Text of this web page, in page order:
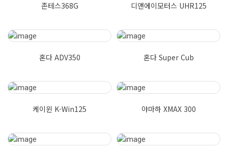
존테스368G 디앤에이모터스 UHR125
혼다 ADV350 혼다 Super Cub
케이윈 K-Win125 야마하 XMAX 300